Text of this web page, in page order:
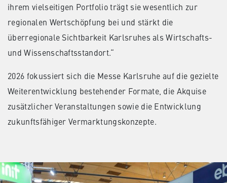
ihrem vielseitigen Portfolio trägt sie wesentlich zur
regionalen Wertschöpfung bei und stärkt die
überregionale Sichtbarkeit Karlsruhes als Wirtschafts-
und Wissenschaftsstandort.“
2026 fokussiert sich die Messe Karlsruhe auf die gezielte
Weiterentwicklung bestehender Formate, die Akquise
zusätzlicher Veranstaltungen sowie die Entwicklung
zukunftsfähiger Vermarktungskonzepte.